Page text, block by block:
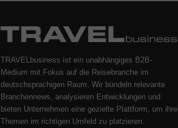
TRAVELbusiness ist ein unabhängiges B2B-
Medium mit Fokus auf die Reisebranche im
deutschsprachigen Raum. Wir bündeln relevante
Branchennews, analysieren Entwicklungen und
bieten Unternehmen eine gezielte Plattform, um ihre
Themen im richtigen Umfeld zu platzieren.